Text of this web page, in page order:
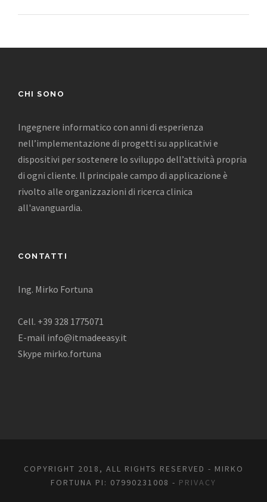
CHI SONO
Ingegnere informatico con anni di esperienza
nell’implementazione di progetti su applicativi e
dispositivi per sostenere lo sviluppo dell’attività propria
di ogni cliente. Il principale campo di applicazione è
rivolto alle organizzazioni di ricerca clinica
all'avanguardia.
CONTATTI
Ing. Mirko Fortuna
Cell. +39 328 1775071
E-mail info@itmadeeasy.it
Skype mirko.fortuna
COPYRIGHT 2018, ALL RIGHTS RESERVED - MIRKO
FORTUNA PI: 07990231008 - PRIVACY